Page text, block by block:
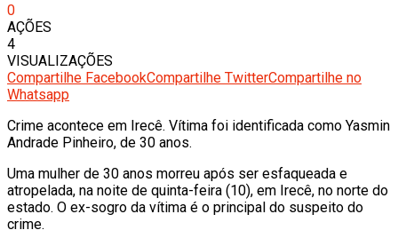
0
AÇÕES
4
VISUALIZAÇÕES
Compartilhe FacebookCompartilhe TwitterCompartilhe no
Whatsapp
Crime acontece em Irecê. Vítima foi identificada como Yasmin
Andrade Pinheiro, de 30 anos.
Uma mulher de 30 anos morreu após ser esfaqueada e
atropelada, na noite de quinta-feira (10), em Irecê, no norte do
estado. O ex-sogro da vítima é o principal do suspeito do
crime.